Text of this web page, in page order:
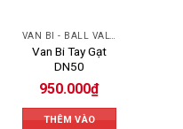
Van Bi Tay Gạt
DN50
950.000₫
THÊM VÀO